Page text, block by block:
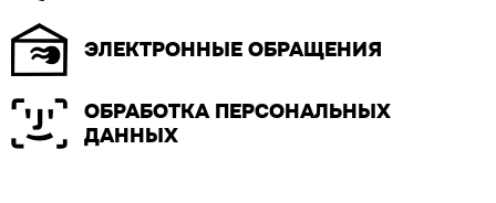
ЭЛЕКТРОННЫЕ ОБРАЩЕНИЯ
ОБРАБОТКА ПЕРСОНАЛЬНЫХ
ДАННЫХ